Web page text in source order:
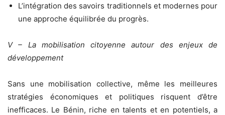
L’intégration des savoirs traditionnels et modernes pour
une approche équilibrée du progrès.
V – La mobilisation citoyenne autour des enjeux de
développement
Sans une mobilisation collective, même les meilleures
stratégies économiques et politiques risquent d’être
inefficaces. Le Bénin, riche en talents et en potentiels, a